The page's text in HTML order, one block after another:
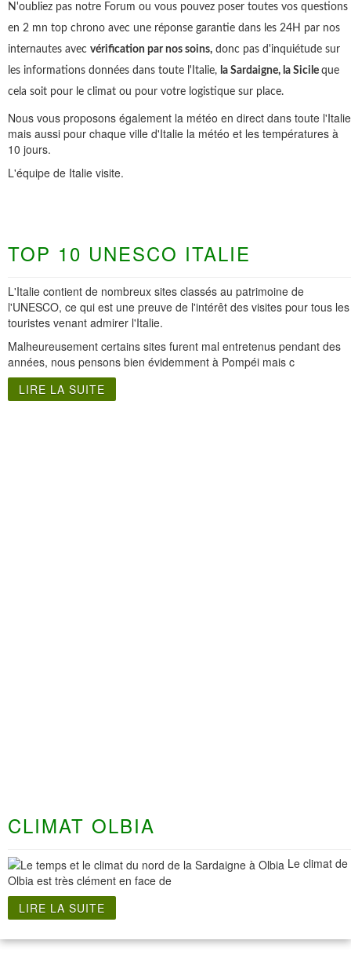
N'oubliez pas notre Forum ou vous pouvez poser toutes vos questions
en 2 mn top chrono avec une réponse garantie dans les 24H par nos
internautes avec vérification par nos soins, donc pas d'inquiétude sur
les informations données dans toute l'Italie, la Sardaigne, la Sicile que
cela soit pour le climat ou pour votre logistique sur place.
Nous vous proposons également la météo en direct dans toute l'Italie
mais aussi pour chaque ville d'Italie la météo et les températures à
10 jours.
L'équipe de Italie visite.
TOP 10 UNESCO ITALIE
L'Italie contient de nombreux sites classés au patrimoine de
l'UNESCO, ce qui est une preuve de l'intérêt des visites pour tous les
touristes venant admirer l'Italie.
Malheureusement certains sites furent mal entretenus pendant des
années, nous pensons bien évidemment à Pompéi mais c
LIRE LA SUITE
CLIMAT OLBIA
Le climat de
Olbia est très clément en face de
LIRE LA SUITE